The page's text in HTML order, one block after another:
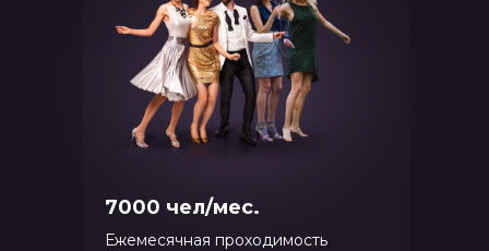
7000 чел/мес.
Ежемесячная проходимость